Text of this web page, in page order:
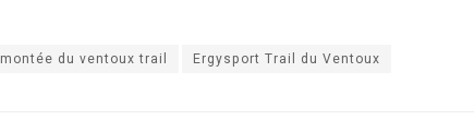
montée du ventoux trail Ergysport Trail du Ventoux